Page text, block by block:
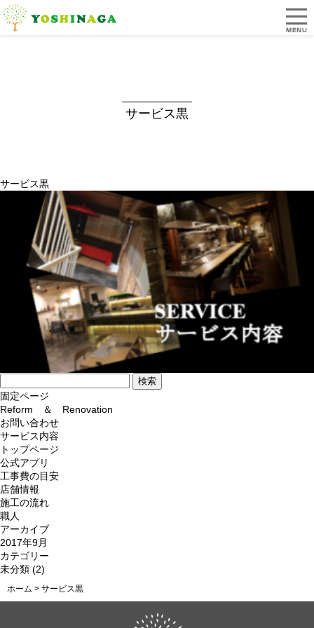
サービス黒
サービス黒
索:
固定ページ
Reform ＆ Renovation
お問い合わせ
サービス内容
トップページ
公式アプリ
工事費の目安
店舗情報
施工の流れ
職人
アーカイブ
2017年9月
カテゴリー
未分類 (2)
ホーム > サービス黒